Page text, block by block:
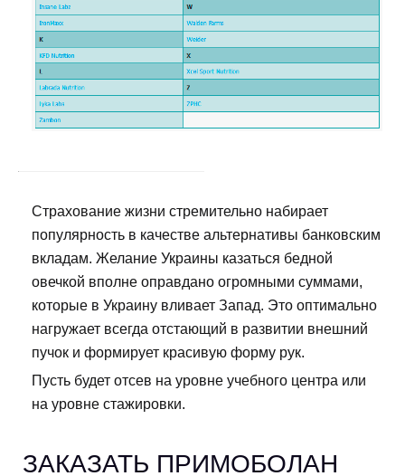
Страхование жизни стремительно набирает
популярность в качестве альтернативы банковским
вкладам. Желание Украины казаться бедной
овечкой вполне оправдано огромными суммами,
которые в Украину вливает Запад. Это оптимально
нагружает всегда отстающий в развитии внешний
пучок и формирует красивую форму рук.
Пусть будет отсев на уровне учебного центра или
на уровне стажировки.
ЗАКАЗАТЬ ПРИМОБОЛАН